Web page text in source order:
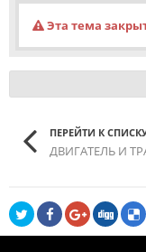
Эта тема
ПЕРЕЙТИ К
ДВИГАТЕЛЬ И